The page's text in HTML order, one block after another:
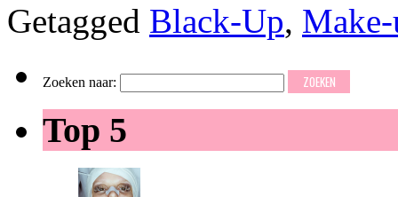
Getagged Black-Up,
Zoeken naar:
Top 5